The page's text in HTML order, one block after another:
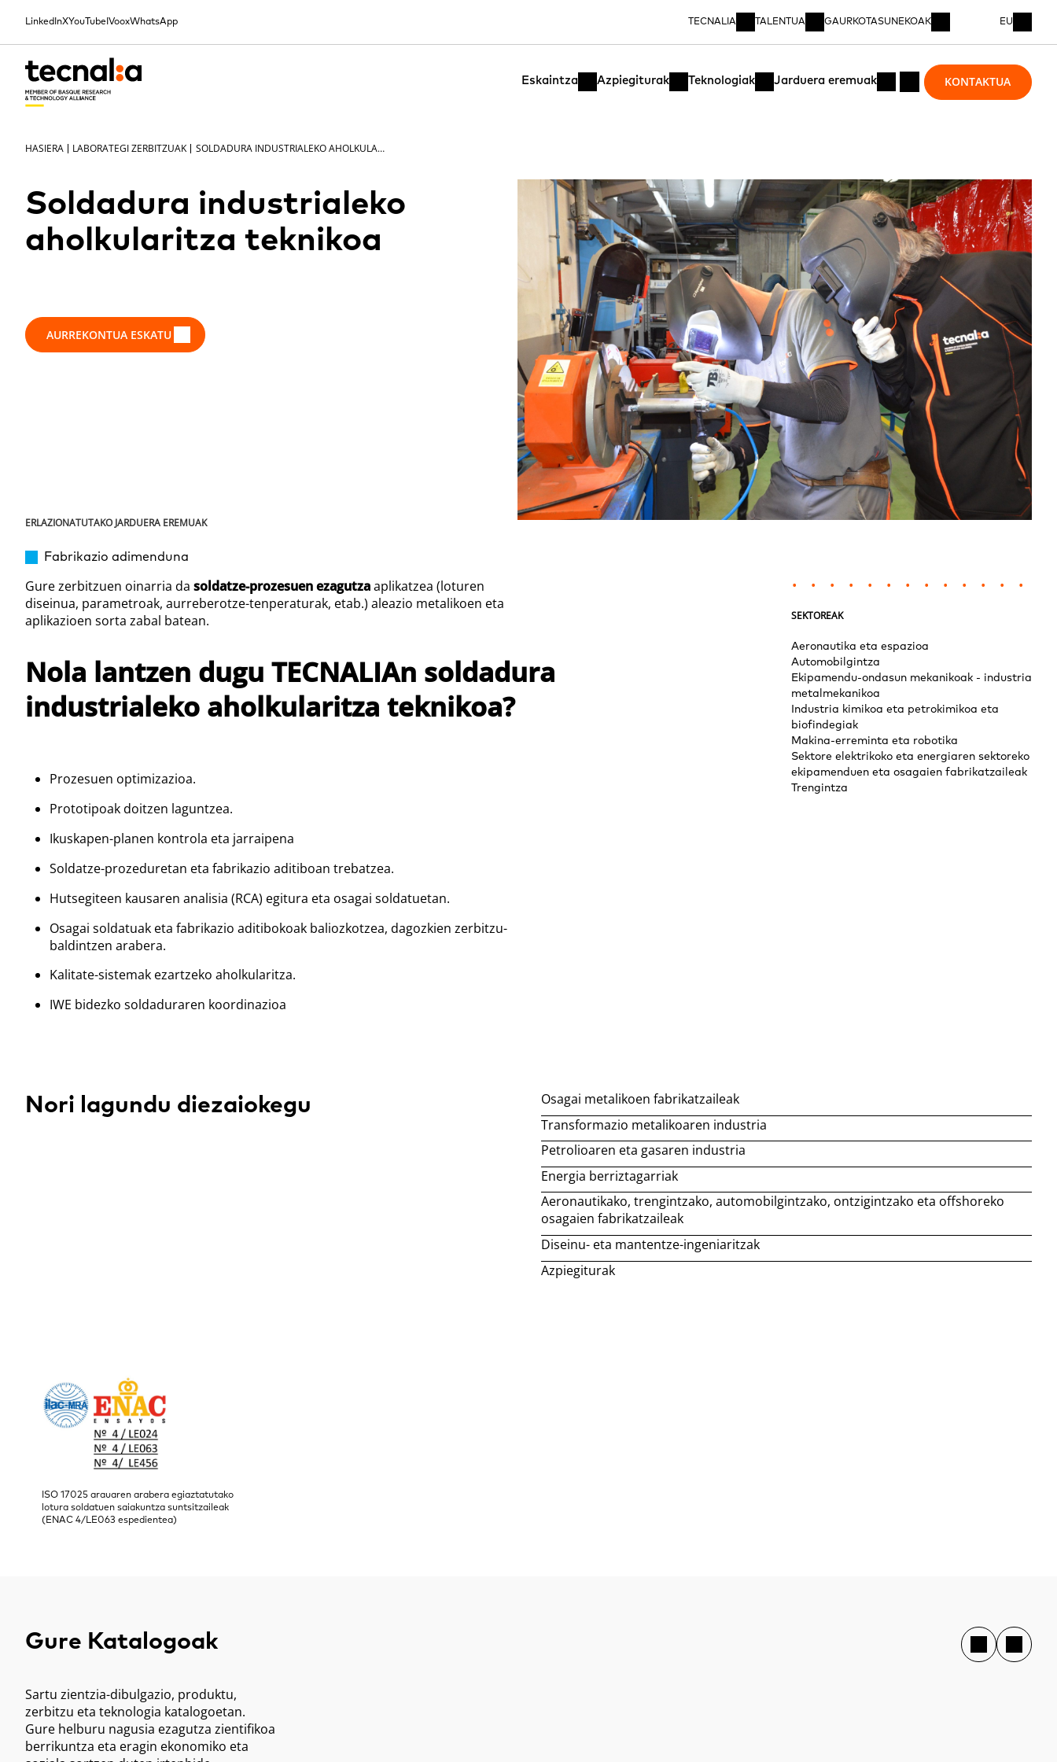
LinkedInXYouTube IVooxWhatsApp TECNALIA TALENTUA GAURKOTASUNEKOAK EU
Eskaintza Azpiegiturak Teknologiak Jarduera eremuak KONTAKTUA
HASIERA LABORATEGI ZERBITZUAK SOLDADURA INDUSTRIALEKO AHOLKULARITZA TEKNIKOA
Soldadura industrialeko
aholkularitza teknikoa
AURREKONTUA ESKATU
ERLAZIONATUTAKO JARDUERA EREMUAK
Fabrikazio adimenduna
Gure zerbitzuen oinarria da soldatze-prozesuen ezagutzaaplikatzea (loturen
diseinua, parametroak, aurreberotze-tenperaturak, etab.) aleazio metalikoen eta
aplikazioen sorta zabal batean.
Nola lantzen dugu TECNALIAn soldadura
industrialeko aholkularitza teknikoa?
Prozesuen optimizazioa.
Prototipoak doitzen laguntzea.
Ikuskapen-planen kontrola eta jarraipena
Soldatze-prozeduretan eta fabrikazio aditiboan trebatzea.
Hutsegiteen kausaren analisia (RCA) egitura eta osagai soldatuetan.
Osagai soldatuak eta fabrikazio aditibokoak baliozkotzea, dagozkien zerbitzu-
baldintzen arabera.
Kalitate-sistemak ezartzeko aholkularitza.
IWE bidezko soldaduraren koordinazioa
SEKTOREAK
Aeronautika eta espazioa
Automobilgintza
Ekipamendu-ondasun mekanikoak - industria
metalmekanikoa
Industria kimikoa eta petrokimikoa eta
biofindegiak
Makina-erreminta eta robotika
Sektore elektrikoko eta energiaren sektoreko
ekipamenduen eta osagaien fabrikatzaileak
Trengintza
Nori lagundu diezaiokegu
Osagai metalikoen fabrikatzaileak
Transformazio metalikoaren industria
Petrolioaren eta gasaren industria
Energia berriztagarriak
Aeronautikako, trengintzako, automobilgintzako, ontzigintzako eta offshoreko
osagaien fabrikatzaileak
Diseinu- eta mantentze-ingeniaritzak
Azpiegiturak
ISO 17025 arauaren arabera egiaztatutako
lotura soldatuen saiakuntza suntsitzaileak
(ENAC 4/LE063 espedientea)
Gure Katalogoak
Sartu zientzia-dibulgazio, produktu,
zerbitzu eta teknologia katalogoetan.
Gure helburu nagusia ezagutza zientifikoa
berrikuntza eta eragin ekonomiko eta